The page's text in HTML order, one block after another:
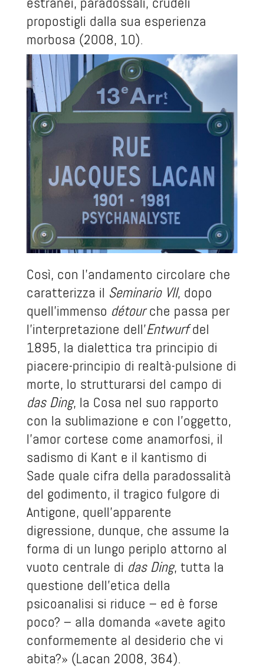
propostigli dalla sua esperienza
morbosa (2008, 10).
Così, con l’andamento circolare che
caratterizza il Seminario VII, dopo
quell’immenso détourche passa per
l’interpretazione dell’Entwurfdel
1895, la dialettica tra principio di
piacere-principio di realtà-pulsione di
morte, lo strutturarsi del campo di
das Ding, la Cosa nel suo rapporto
con la sublimazione e con l’oggetto,
l’amor cortese come anamorfosi, il
sadismo di Kant e il kantismo di
Sade quale cifra della paradossalità
del godimento, il tragico fulgore di
Antigone, quell’apparente
digressione, dunque, che assume la
forma di un lungo periplo attorno al
vuoto centrale di das Ding, tutta la
questione dell’etica della
psicoanalisi si riduce – ed è forse
poco? – alla domanda «avete agito
conformemente al desiderio che vi
abita?» (Lacan 2008, 364).